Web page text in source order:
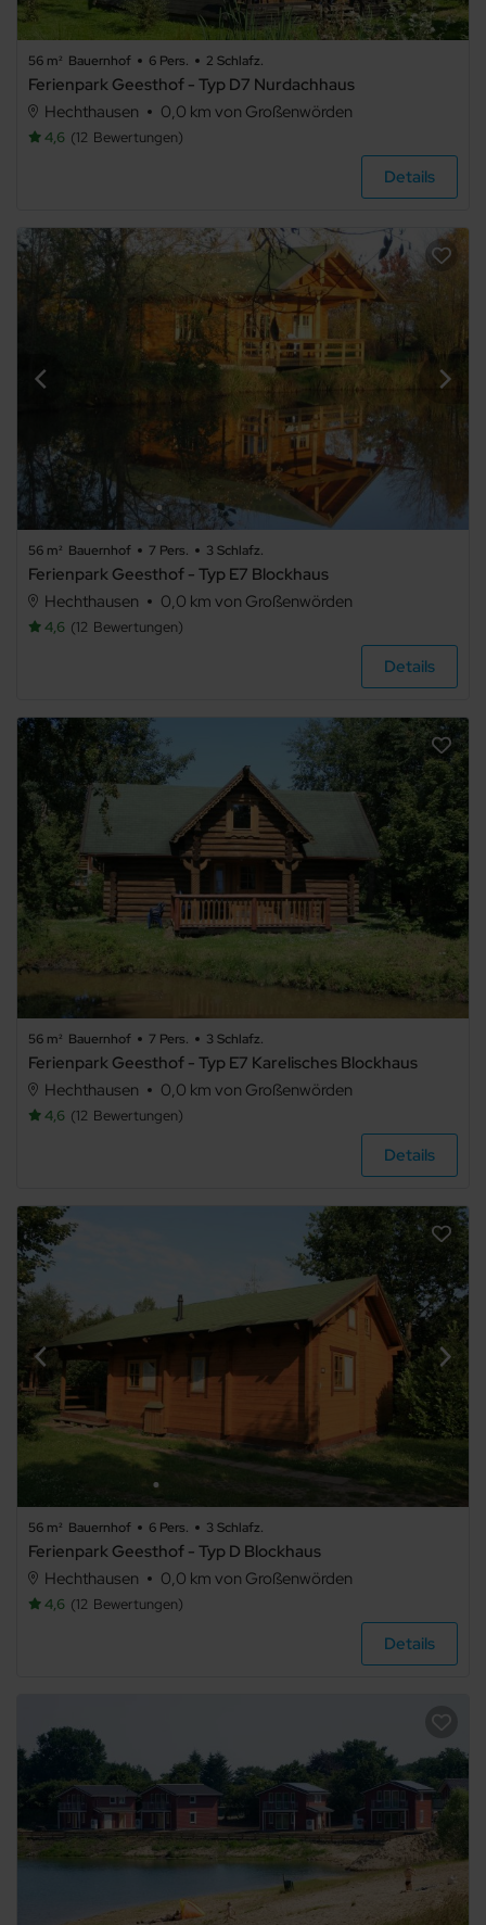
56 m² Bauernhof 6 Pers. 2 Schlafz.
Ferienpark Geesthof - Typ D7 Nurdachhaus
Hechthausen
0,0 km von Großenwörden
4,6 12 Bewertungen
Details
56 m² Bauernhof 7 Pers. 3 Schlafz.
Ferienpark Geesthof - Typ E7 Blockhaus
Hechthausen
0,0 km von Großenwörden
4,6 12 Bewertungen
Details
56 m² Bauernhof 7 Pers. 3 Schlafz.
Ferienpark Geesthof - Typ E7 Karelisches Blockhaus
Hechthausen
0,0 km von Großenwörden
4,6 12 Bewertungen
Details
56 m² Bauernhof 6 Pers. 3 Schlafz.
Ferienpark Geesthof - Typ D Blockhaus
Hechthausen
0,0 km von Großenwörden
4,6 12 Bewertungen
Details